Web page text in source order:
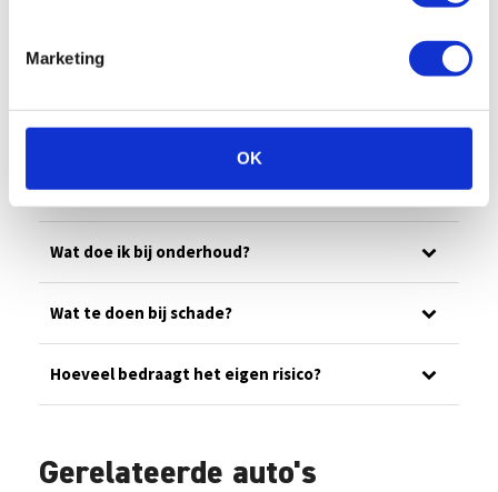
Marketing
OK
Hoe controleren jullie de eindfactuur?
Ons wagenpark
Wat is jullie noodnummer?
Wat doe ik bij onderhoud?
Wat te doen bij schade?
Hoeveel bedraagt het eigen risico?
Gerelateerde auto's